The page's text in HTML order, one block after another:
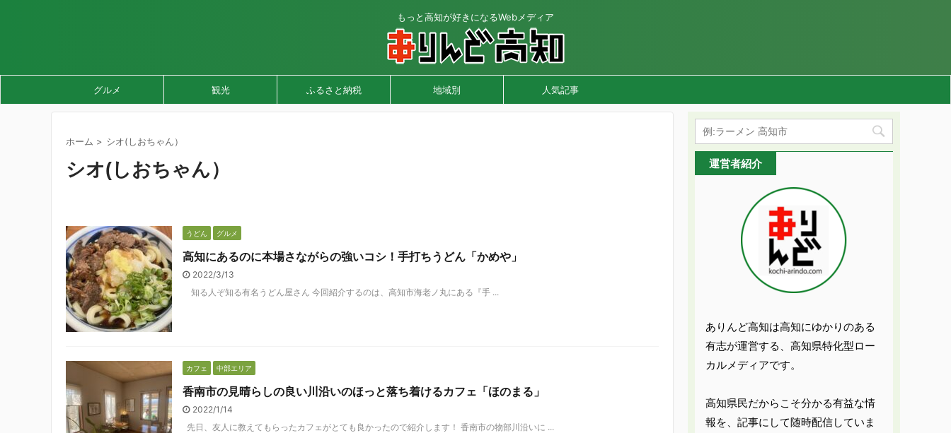
もっと高知が好きになるWebメディア
グルメ 観光 ふるさと納税 地域別 人気記事
ホーム > シオ(しおちゃん）
シオ(しおちゃん）
うどん グルメ
高知にあるのに本場さながらの強いコシ！手打ちうどん「かめや」
2022/3/13
知る人ぞ知る有名うどん屋さん 今回紹介するのは、高知市海老ノ丸にある『手 ...
カフェ 中部エリア
香南市の見晴らしの良い川沿いのほっと落ち着けるカフェ「ほのまる」
2022/1/14
先日、友人に教えてもらったカフェがとても良かったので紹介します！ 香南市の物部川沿いに ...
運営者紹介
ありんど高知は高知にゆかりのある
有志が運営する、高知県特化型ロー
カルメディアです。
高知県民だからこそ分かる有益な情
報を、記事にして随時配信していま